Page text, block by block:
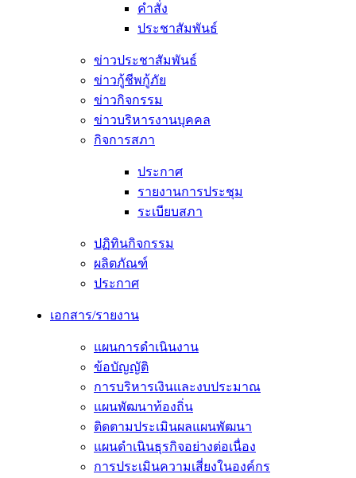
คำสั่ง
ประชาสัมพันธ์
ข่าวประชาสัมพันธ์
ข่าวกู้ชีพกู้ภัย
ข่าวกิจกรรม
ข่าวบริหารงานบุคคล
กิจการสภา
ประกาศ
รายงานการประชุม
ระเบียบสภา
ปฏิทินกิจกรรม
ผลิตภัณฑ์
ประกาศ
เอกสาร/รายงาน
แผนการดำเนินงาน
ข้อบัญญัติ
การบริหารเงินและงบประมาณ
แผนพัฒนาท้องถิ่น
ติดตามประเมินผลแผนพัฒนา
แผนดำเนินธุรกิจอย่างต่อเนื่อง
การประเมินความเสี่ยงในองค์กร